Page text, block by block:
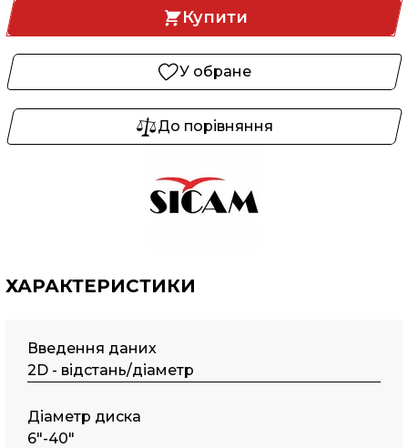
Купити
У обране
До порівняння
ХАРАКТЕРИСТИКИ
Введення даних
2D - відстань/діаметр
Діаметр диска
6"-40"